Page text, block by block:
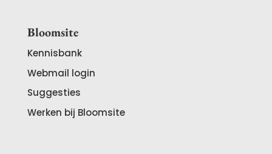
Bloomsite
Kennisbank
Webmail login
Suggesties
Werken bij Bloomsite